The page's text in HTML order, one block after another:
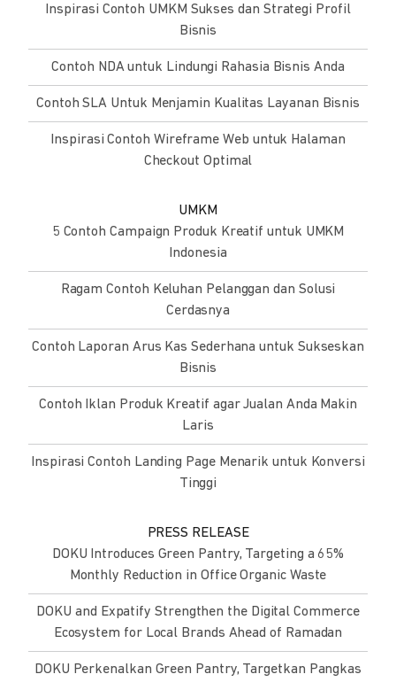
Inspirasi Contoh UMKM Sukses dan Strategi Profil
Bisnis
Contoh NDA untuk Lindungi Rahasia Bisnis Anda
Contoh SLA Untuk Menjamin Kualitas Layanan Bisnis
Inspirasi Contoh Wireframe Web untuk Halaman
Checkout Optimal
UMKM
5 Contoh Campaign Produk Kreatif untuk UMKM
Indonesia
Ragam Contoh Keluhan Pelanggan dan Solusi
Cerdasnya
Contoh Laporan Arus Kas Sederhana untuk Sukseskan
Bisnis
Contoh Iklan Produk Kreatif agar Jualan Anda Makin
Laris
Inspirasi Contoh Landing Page Menarik untuk Konversi
Tinggi
PRESS RELEASE
DOKU Introduces Green Pantry, Targeting a 65%
Monthly Reduction in Office Organic Waste
DOKU and Expatify Strengthen the Digital Commerce
Ecosystem for Local Brands Ahead of Ramadan
DOKU Perkenalkan Green Pantry, Targetkan Pangkas